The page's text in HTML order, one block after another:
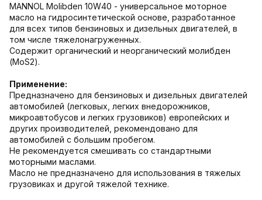
MANNOL Molibden 10W40 - универсальное моторное
масло на гидросинтетической основе, разработанное
для всех типов бензиновых и дизельных двигателей, в
том числе тяжелонагруженных.
Содержит органический и неорганический молибден
(MoS2).
Применение:
Предназначено для бензиновых и дизельных двигателей
автомобилей (легковых, легких внедорожников,
микроавтобусов и легких грузовиков) европейских и
других производителей, рекомендовано для
автомобилей с большим пробегом.
Не рекомендуется смешивать со стандартными
моторными маслами.
Масло не предназначено для использования в тяжелых
грузовиках и другой тяжелой технике.